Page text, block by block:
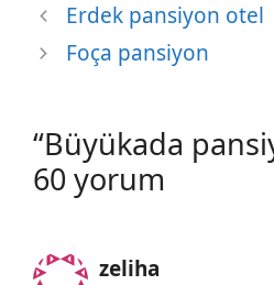
Erdek pansiyon otel
Foça pansiyon
“Büyükada
60 yorum
zeliha